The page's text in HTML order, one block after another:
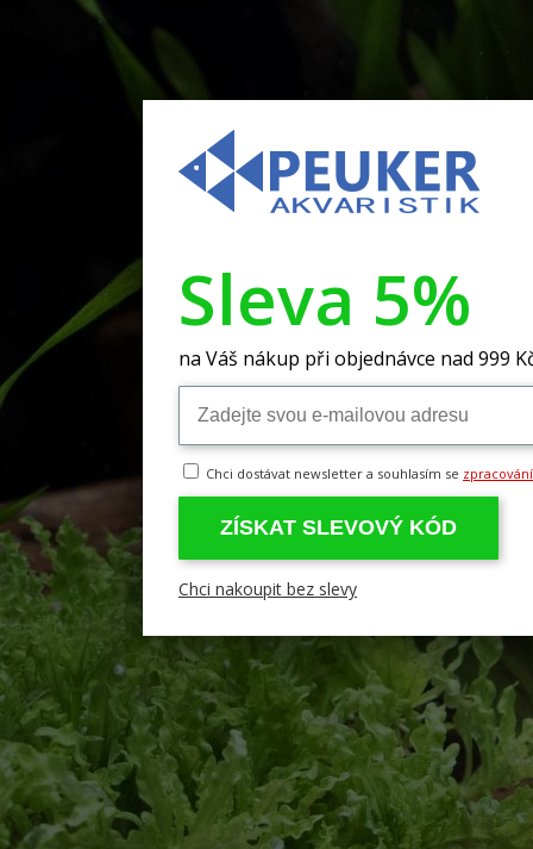
Sleva 5%
na Váš nákup při objednávce nad 999
Chci dostávat newsletter a souhlasím se
ZÍSKAT SLEVOVÝ KÓD
Chci nakoupit bez slevy